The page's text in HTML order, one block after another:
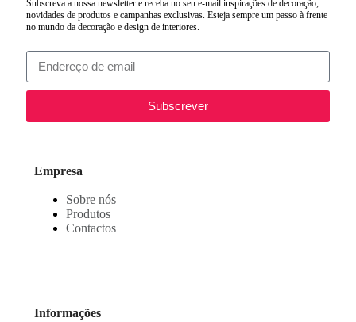
Subscreva a nossa newsletter e receba no seu e-mail inspirações de decoração,
novidades de produtos e campanhas exclusivas. Esteja sempre um passo à frente
no mundo da decoração e design de interiores.
Subscrever
Empresa
Sobre nós
Produtos
Contactos
Informações